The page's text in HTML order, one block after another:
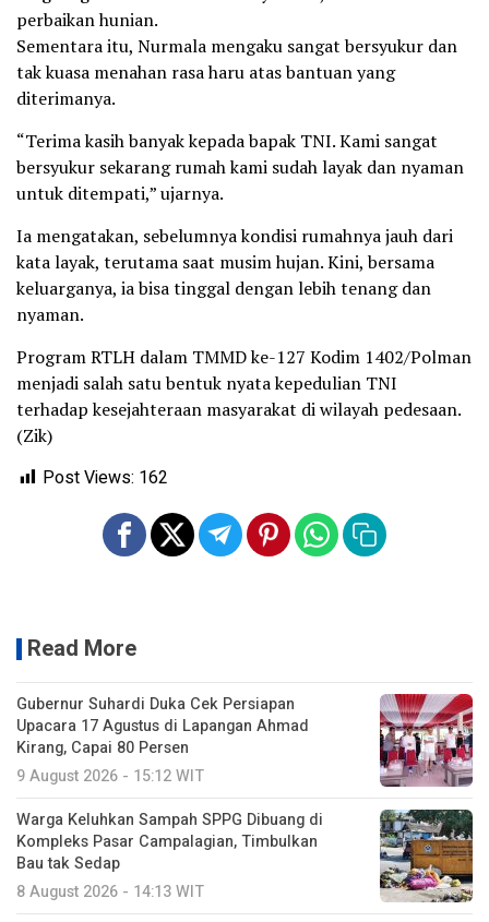
perbaikan hunian.
Sementara itu, Nurmala mengaku sangat bersyukur dan
tak kuasa menahan rasa haru atas bantuan yang
diterimanya.
“Terima kasih banyak kepada bapak TNI. Kami sangat
bersyukur sekarang rumah kami sudah layak dan nyaman
untuk ditempati,” ujarnya.
Ia mengatakan, sebelumnya kondisi rumahnya jauh dari
kata layak, terutama saat musim hujan. Kini, bersama
keluarganya, ia bisa tinggal dengan lebih tenang dan
nyaman.
Program RTLH dalam TMMD ke-127 Kodim 1402/Polman
menjadi salah satu bentuk nyata kepedulian TNI
terhadap kesejahteraan masyarakat di wilayah pedesaan.
(Zik)
Post Views: 162
Read More
Gubernur Suhardi Duka Cek Persiapan
Upacara 17 Agustus di Lapangan Ahmad
Kirang, Capai 80 Persen
9 August 2026 - 15:12 WIT
Warga Keluhkan Sampah SPPG Dibuang di
Kompleks Pasar Campalagian, Timbulkan
Bau tak Sedap
8 August 2026 - 14:13 WIT